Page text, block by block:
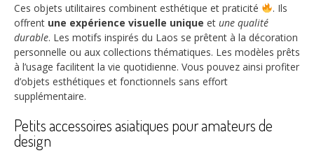
Ces objets utilitaires combinent esthétique et praticité
. Ils
offrent une expérience visuelle unique et une qualité
durable. Les motifs inspirés du Laos se prêtent à la décoration
personnelle ou aux collections thématiques. Les modèles prêts
à l’usage facilitent la vie quotidienne. Vous pouvez ainsi profiter
d’objets esthétiques et fonctionnels sans effort
supplémentaire.
Petits accessoires asiatiques pour amateurs de
design